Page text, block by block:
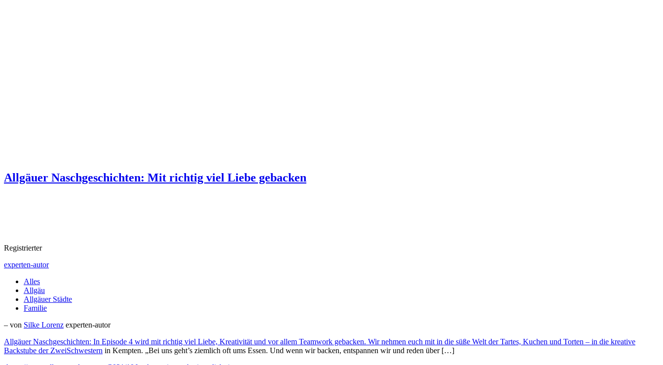
Allgäuer Naschgeschichten: Mit richtig viel Liebe gebacken
Registrierter
experten-autor
Alles
Allgäu
Allgäuer Städte
Familie
– von Silke Lorenz experten-autor
Allgäuer Naschgeschichten: In Episode 4 wird mit richtig viel Liebe, Kreativität und vor allem Teamwork gebacken. Wir nehmen euch mit in die süße Welt der Tartes, Kuchen und Torten – in die kreative
Backstube der ZweiSchwestern in Kempten. „Bei uns geht’s ziemlich oft ums Essen. Und wenn wir backen, entspannen wir und reden über […]